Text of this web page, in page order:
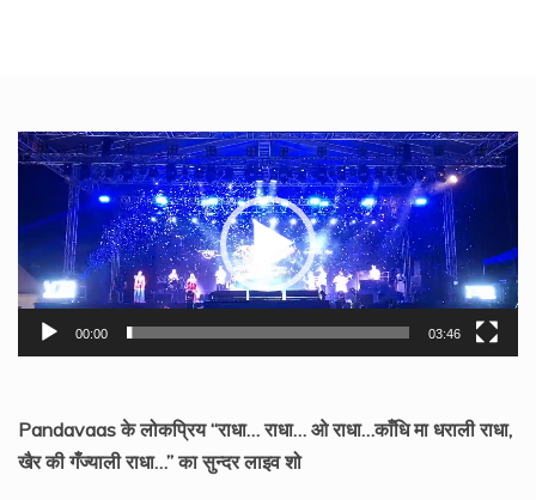
Video
Player
00:00 03:46
Pandavaas के लोकप्रिय “राधा… राधा… ओ राधा…काँधि मा धराली राधा,
खैर की गँज्याली राधा…” का सुन्दर लाइव शो